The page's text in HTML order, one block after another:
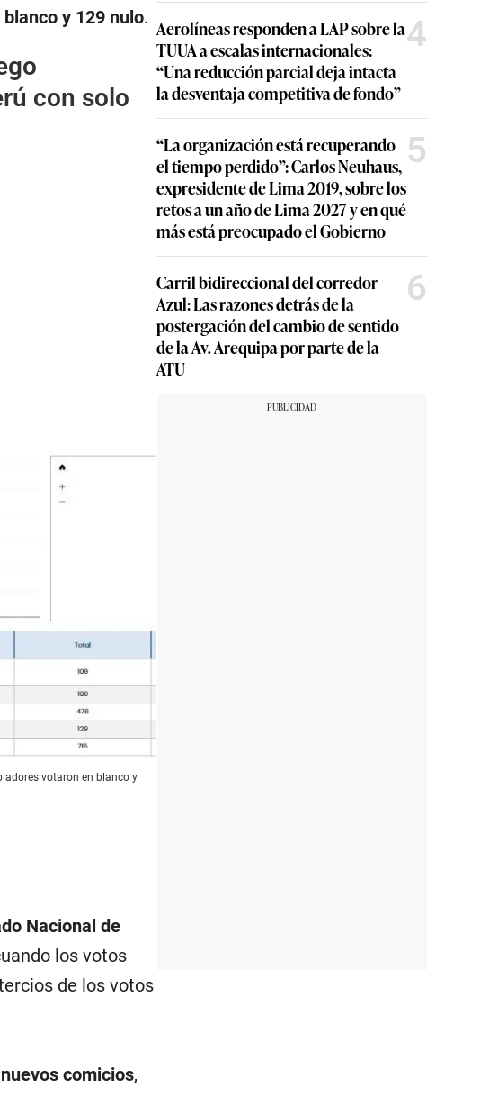
y 129 nulo.
con solo
votaron en blanco y
Nacional de
los votos
de los votos
comicios,
Aerolíneas responden a LAP sobre la
TUUA a escalas internacionales:
“Una reducción parcial deja intacta
la desventaja competitiva de fondo”
4
“La organización está recuperando
el tiempo perdido”: Carlos Neuhaus,
expresidente de Lima 2019, sobre los
retos a un año de Lima 2027 y en qué
más está preocupado el Gobierno
5
Carril bidireccional del corredor
Azul: Las razones detrás de la
postergación del cambio de sentido
de la Av. Arequipa por parte de la
ATU
6